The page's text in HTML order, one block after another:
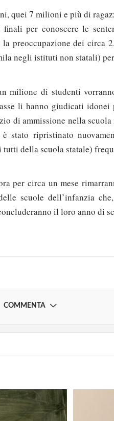
quei 7 milioni e più di
per conoscere le
la preoccupazione dei circa
negli istituti non statali)
milione di studenti
li hanno giudicati idonei
di ammissione nella
è stato ripristinato
tutti della scuola statale)
per circa un mese
scuole dell’infanzia
il loro anno di
COMMENTA
registrati possono